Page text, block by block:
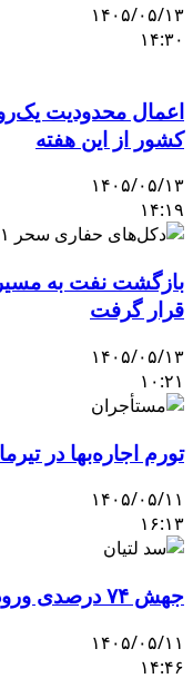
۱۴۰۵/۰۵/۱۳
۱۴:۳۰
اعمال محدودیت
کشور از این هفته
۱۴۰۵/۰۵/۱۳
۱۴:۱۹
قرار گرفت
۱۴۰۵/۰۵/۱۳
۱۰:۲۱
تورم اجاره‌بها در تیرماه به ۳۲.۵
۱۴۰۵/۰۵/۱۱
۱۶:۱۳
جهش ۷۴ درصدی ورودی آب به سدها
۱۴۰۵/۰۵/۱۱
۱۴:۴۶